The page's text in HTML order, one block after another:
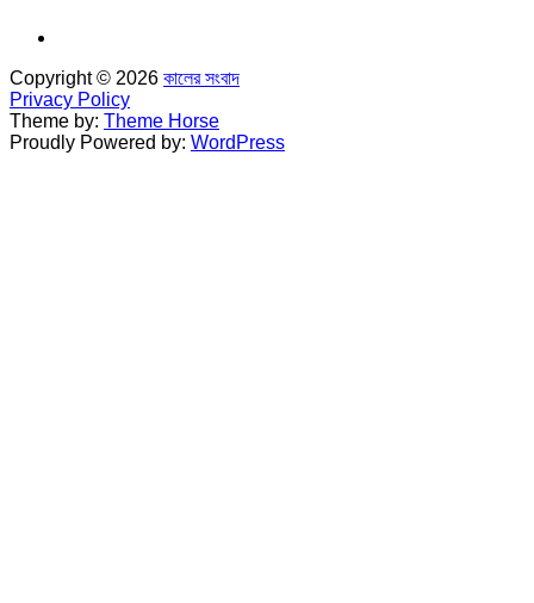
Copyright © 2026 কালের সংবাদ
Privacy Policy
Theme by: Theme Horse
Proudly Powered by: WordPress